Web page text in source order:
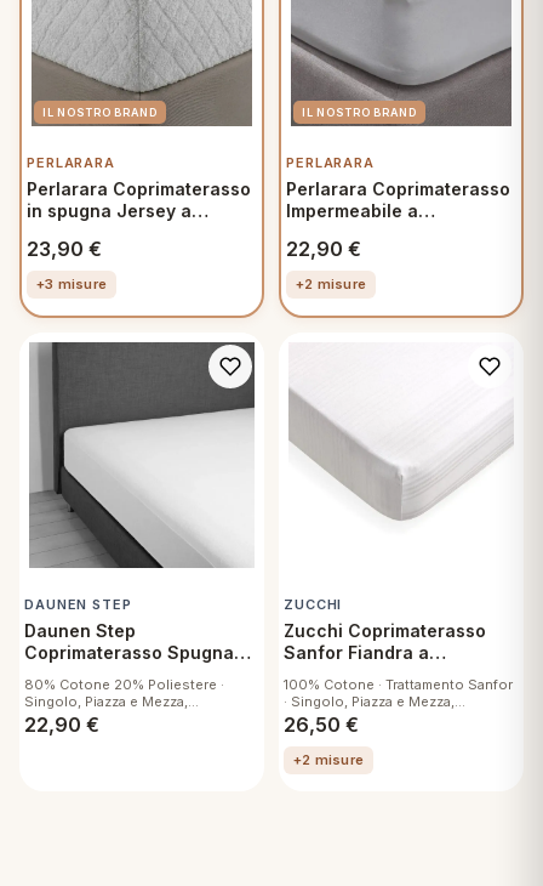
PERLARARA
Perlarara Coprimaterasso
in spugna Jersey a
Matrimoniale Piazza e
Mezza
23,90 €
+3 misure
PERLARARA
Perlarara Coprimaterasso
Impermeabile a
Matrimoniale Piazza e
Mezza
22,90 €
+2 misure
DAUNEN STEP
Daunen Step
Coprimaterasso Spugna
80% Cotone 20% Poliestere ·
Singolo, Piazza e Mezza,
Matrimoniale
22,90 €
ZUCCHI
Zucchi Coprimaterasso
Sanfor Fiandra a
100% Cotone · Trattamento Sanfor
· Singolo, Piazza e Mezza,
Matrimoniale
26,50 €
+2 misure